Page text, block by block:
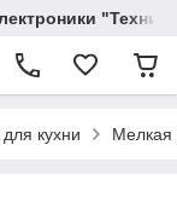
кухни Мелкая